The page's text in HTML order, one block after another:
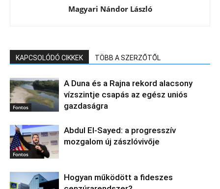
Magyari Nándor László
KAPCSOLÓDÓ CIKKEK TÖBB A SZERZŐTŐL
Fontos
A Duna és a Rajna rekord alacsony
vízszintje csapás az egész uniós
gazdaságra
Fontos
Abdul El‑Sayed: a progresszív
mozgalom új zászlóvivője
Hogyan működött a fideszes